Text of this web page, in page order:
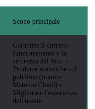
Scopo principale
Garantire il corretto
funzionamento e la
sicurezza del Sito. -
Produrre statistiche sul
pubblico (tramite
Matomo Cloud) -
Migliorare l'esperienza
dell'utente